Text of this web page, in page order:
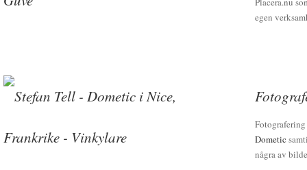
egen
Dometic
några av